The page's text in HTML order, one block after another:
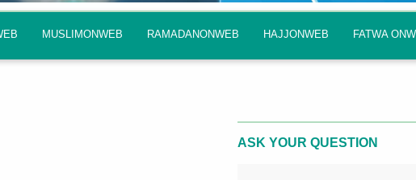
MUSLIMONWEB RAMADANONWEB HAJJONWEB FATWA
ASK YOUR QUESTION